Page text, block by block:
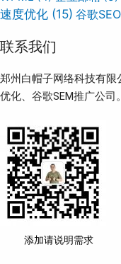
速度优化 (15) 谷歌
联系我们
郑州白帽子网络科技有限
优化、谷歌SEM推广公司。
添加请说明需求